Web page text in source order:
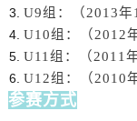
U9组：
（2013
U10组：（2012
U11组：（2011
U12组：（2010
参赛方式